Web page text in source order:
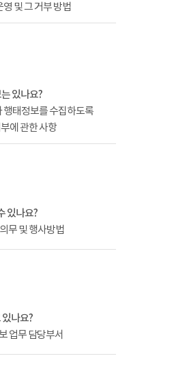
및 그 거부 방법
있나요?
행태정보를 수집하도록
에 관한 사항
있나요?
무 및 행사방법
나요?
업무 담당부서